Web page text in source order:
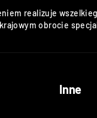
realizuje
obrocie
Inne